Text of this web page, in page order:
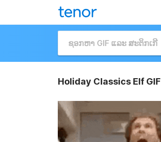
Holiday Classics Elf GIF